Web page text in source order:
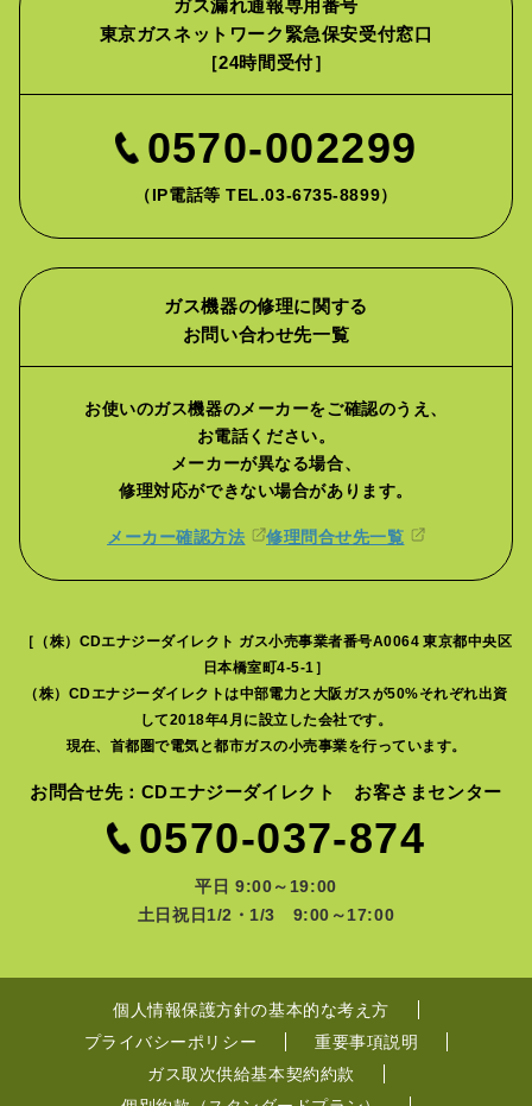
ガス漏れ通報専用番号
東京ガスネットワーク緊急保安受付窓口
［24時間受付］
0570-002299
（IP電話等 TEL.03-6735-8899）
ガス機器の修理に関する
お問い合わせ先一覧
お使いのガス機器のメーカーをご確認のうえ、
お電話ください。
メーカーが異なる場合、
修理対応ができない場合があります。
メーカー確認方法 修理問合せ先一覧
［（株）CDエナジーダイレクト ガス小売事業者番号A0064 東京都中央区
日本橋室町4-5-1］
（株）CDエナジーダイレクトは中部電力と大阪ガスが50%それぞれ出資
して2018年4月に設立した会社です。
現在、首都圏で電気と都市ガスの小売事業を行っています。
お問合せ先：CDエナジーダイレクト お客さまセンター
0570-037-874
平日 9:00～19:00
土日祝日1/2・1/3 9:00～17:00
個人情報保護方針の基本的な考え方
プライバシーポリシー
重要事項説明
ガス取次供給基本契約約款